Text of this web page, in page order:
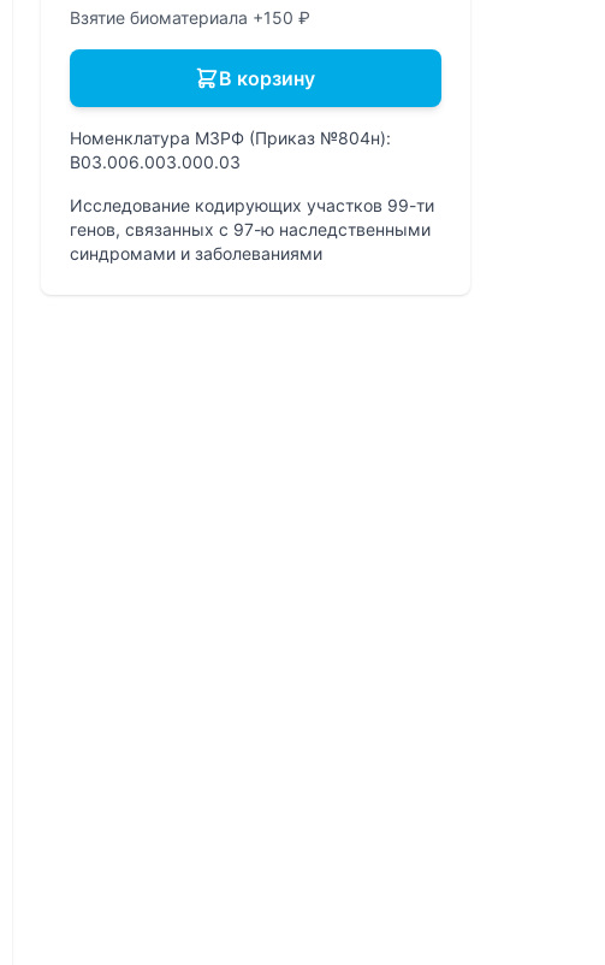
Взятие биоматериала +150 ₽
В корзину
Номенклатура МЗРФ (Приказ №804н):
B03.006.003.000.03
Исследование кодирующих участков 99-ти
генов, связанных с 97-ю наследственными
синдромами и заболеваниями